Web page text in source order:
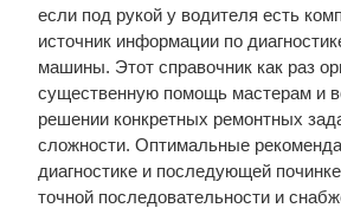
если под рукой у водителя есть
источник информации по
машины. Этот справочник как раз
существенную помощь мастерам и
решении конкретных ремонтных
сложности. Оптимальные
диагностике и последующей
точной последовательности и